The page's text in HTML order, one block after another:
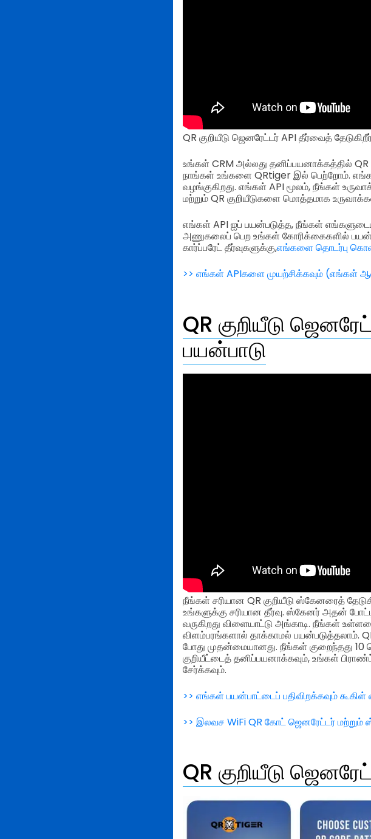
QR குறியீடு ஜெனரேட்டர் API தீர்வைத்
உங்கள் CRM அல்லது தனிப்பயனாக்கத்தில்
நாங்கள் உங்களை QRtiger இல் பெற்றோம்.
வழங்குகிறது. எங்கள் API மூலம், நீங்கள்
மற்றும் QR குறியீடுகளை மொத்தமாக
எங்கள் API ஐப் பயன்படுத்த, நீங்கள் எங்களுடைய
அணுகலைப் பெற உங்கள் கோரிக்கைகளில்
கார்ப்பரேட் தீர்வுகளுக்கு,எங்களை தொடர்பு
>> எங்கள் APIகளை முயற்சிக்கவும் (எங்கள்
QR குறியீடு
பயன்பாடு
நீங்கள் சரியான QR குறியீடு ஸ்கேனரைத்
உங்களுக்கு சரியான தீர்வு. ஸ்கேனர் அதன்
வருகிறது விளையாட்டு அங்காடி. நீங்கள்
விளம்பரங்களால் தாக்காமல் பயன்படுத்தலாம். QR
போது முதன்மையானது. நீங்கள் குறைந்தது 10
குறியீட்டைத் தனிப்பயனாக்கவும், உங்கள்
சேர்க்கவும்.
>> எங்கள் பயன்பாட்டைப் பதிவிறக்கவும் கூகிள்
>> இலவச WiFi QR கோட் ஜெனரேட்டர்
QR குறியீடு